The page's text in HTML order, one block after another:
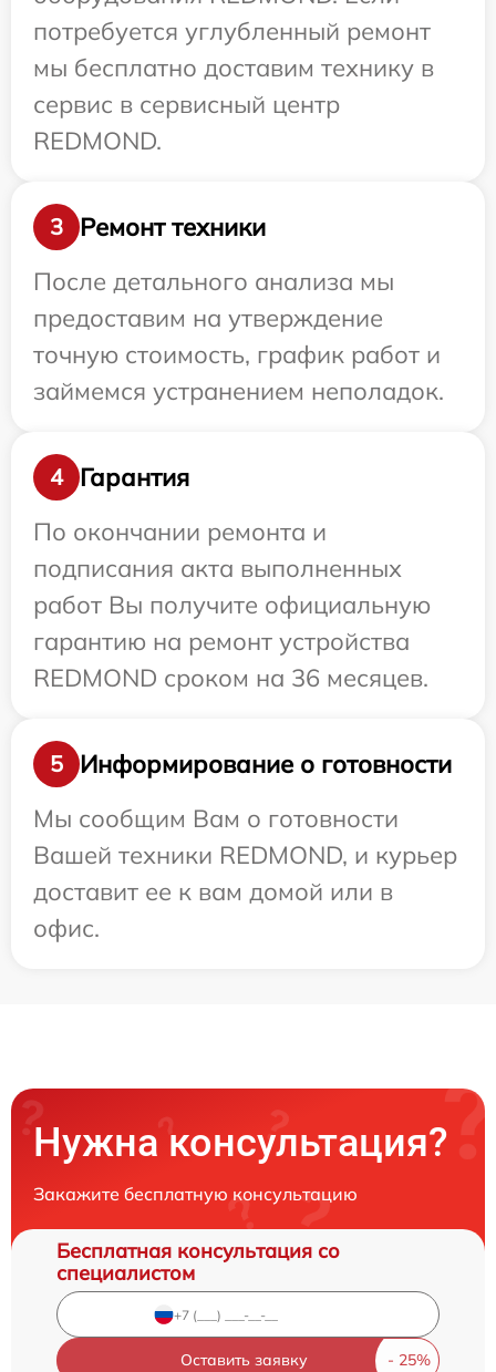
потребуется углубленный ремонт
мы бесплатно доставим технику в
сервис в сервисный центр
REDMOND.
3
Ремонт техники
После детального анализа мы
предоставим на утверждение
точную стоимость, график работ и
займемся устранением неполадок.
4
Гарантия
По окончании ремонта и
подписания акта выполненных
работ Вы получите официальную
гарантию на ремонт устройства
REDMOND сроком на 36 месяцев.
5
Информирование о готовности
Мы сообщим Вам о готовности
Вашей техники REDMOND, и курьер
доставит ее к вам домой или в
офис.
Нужна консультация?
Закажите бесплатную консультацию
Бесплатная консультация со
специалистом
Оставить заявку